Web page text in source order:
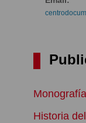
Historia